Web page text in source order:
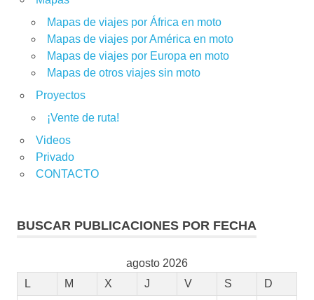
Mapas de viajes por África en moto
Mapas de viajes por América en moto
Mapas de viajes por Europa en moto
Mapas de otros viajes sin moto
Proyectos
¡Vente de ruta!
Videos
Privado
CONTACTO
BUSCAR PUBLICACIONES POR FECHA
agosto 2026
L
M X J V S
D